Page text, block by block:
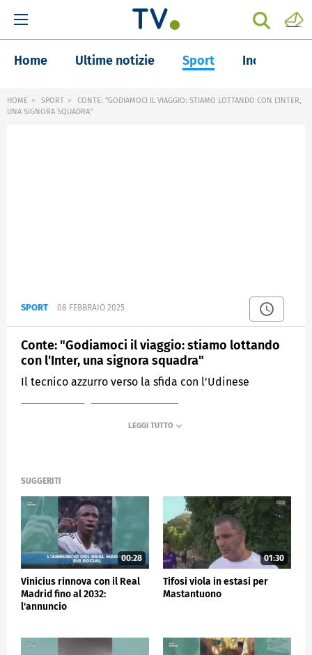
Home Ultime notizie Sport Inchieste
HOME SPORT
CONTE: "GODIAMOCI IL VIAGGIO: STIAMO LOTTANDO CON L'INTER,
UNA SIGNORA SQUADRA"
SPORT 08 FEBBRAIO 2025
Conte: "Godiamoci il viaggio: stiamo lottando
con l'Inter, una signora squadra"
Il tecnico azzurro verso la sfida con l'Udinese
SUGGERITI
00:28
Vinicius rinnova con il Real
Madrid fino al 2032:
l'annuncio
01:30
Tifosi viola in estasi per
Mastantuono